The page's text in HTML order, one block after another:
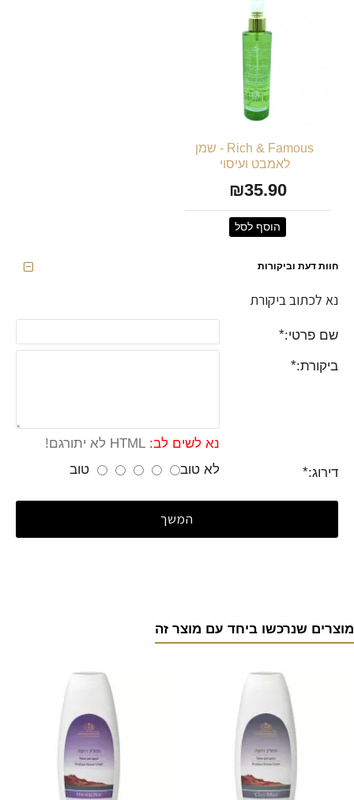
Rich & Famous - שמן
לאמבט ועיסוי
₪35.90
הוסף לסל
חוות דעת וביקורות
נא לכתוב ביקורת
שם פרטי:
ביקורת:
נא לשים לב:
דירוג:
לא טוב טוב
המשך
מוצרים שנרכשו ביחד עם מוצר זה